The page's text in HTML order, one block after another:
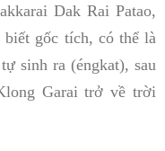
Dak Rai Patao,
gốc tích, có thể là
sinh ra (éngkat), sau
Garai trở về trời